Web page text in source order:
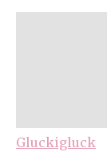
Gluckigluck